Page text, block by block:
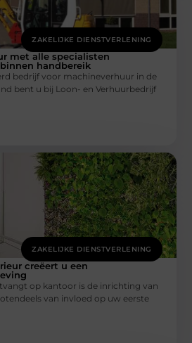
ZAKELIJKE DIENSTVERLENING
met alle specialisten
handbereik
bedrijf voor machineverhuur in de
bent u bij Loon- en Verhuurbedrijf
ZAKELIJKE DIENSTVERLENING
creëert u een
op kantoor is de inrichting van
van invloed op uw eerste